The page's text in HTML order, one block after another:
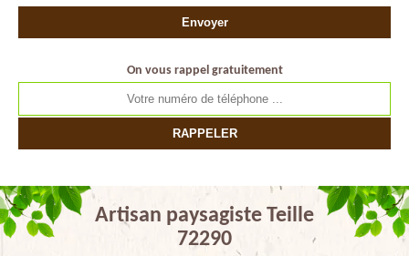
On vous rappel gratuitement
Artisan paysagiste Teille
72290